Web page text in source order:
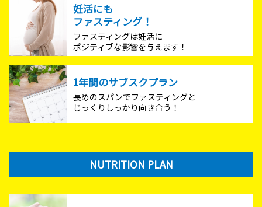
妊活にも
ファスティング！
ファスティングは妊活に
ポジティブな影響を与えます！
1年間のサブスクプラン
長めのスパンでファスティングと
じっくりしっかり向き合う！
NUTRITION PLAN